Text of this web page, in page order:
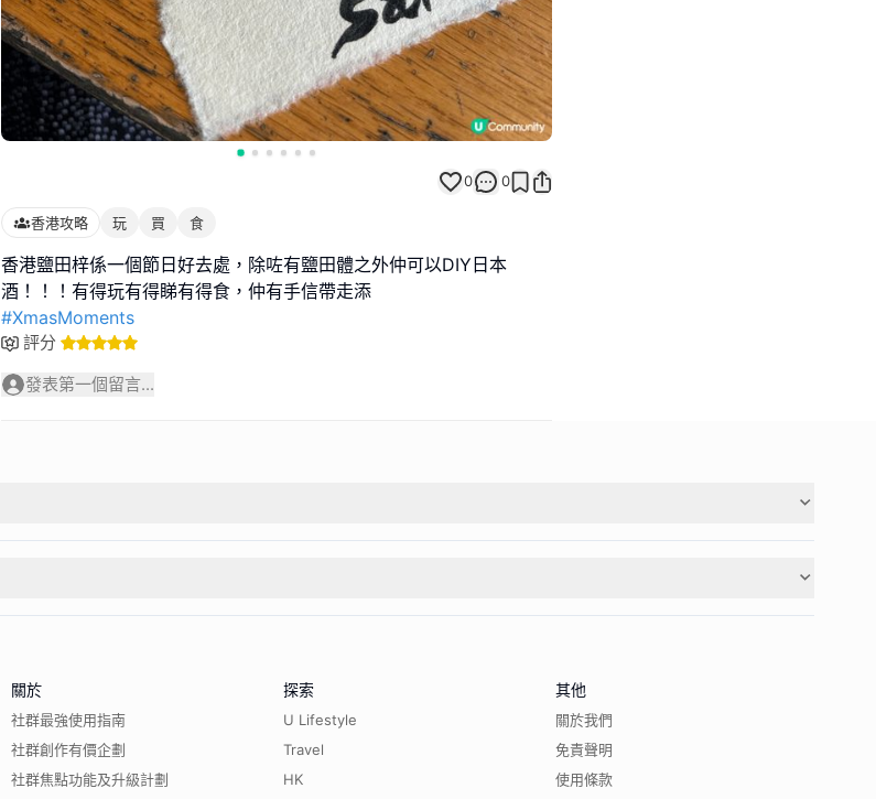
0 0
香港攻略 玩 買 食
香港鹽田梓係一個節日好去處，除咗有鹽田體之外仲可以DIY日本
#XmasMoments
評分
發表第一個留言...
關於
社群最強使用指南
社群創作有價企劃
社群焦點功能及升級計劃
探索
U Lifestyle
Travel
HK
其他
關於我們
免責聲明
使用條款